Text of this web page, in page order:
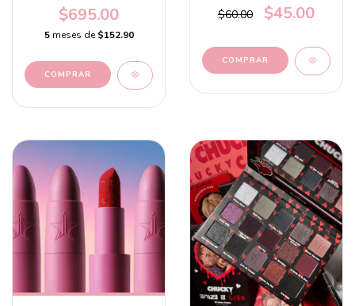
$695.00
5 meses de$152.90
COMPRAR
$60.00 $45.00
COMPRAR